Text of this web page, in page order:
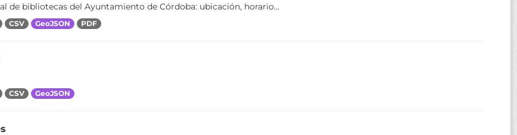
de bibliotecas del Ayuntamiento de Córdoba: ubicación, horario...
CSV GeoJSON PDF
CSV GeoJSON